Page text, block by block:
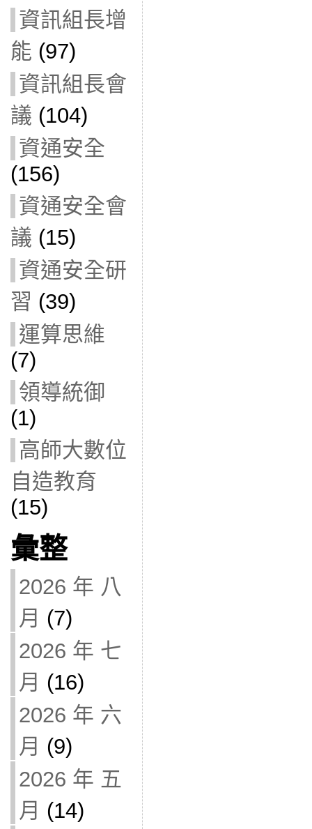
資訊組長增
能 (97)
資訊組長會
議 (104)
資通安全
(156)
資通安全會
議 (15)
資通安全研
習 (39)
運算思維
(7)
領導統御
(1)
高師大數位
自造教育
(15)
彙整
2026 年 八
月 (7)
2026 年 七
月 (16)
2026 年 六
月 (9)
2026 年 五
月 (14)